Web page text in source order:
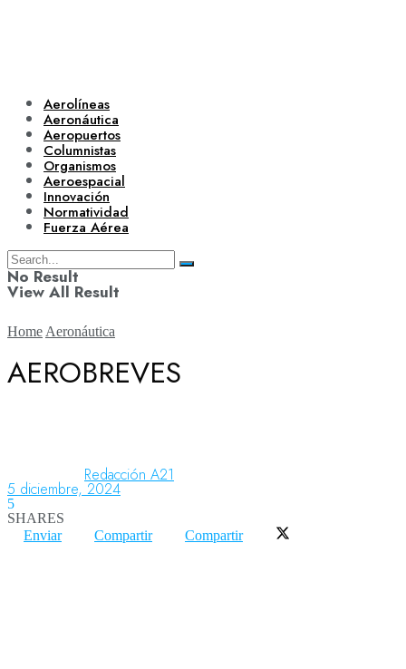
Aerolíneas
Aeronáutica
Aeropuertos
Columnistas
Organismos
Aeroespacial
Innovación
Normatividad
Fuerza Aérea
No Result
View All Result
Aeronáutica
Aeropuertos
Home Aeronáutica
AEROBREVES
Redacción A21
5 diciembre, 2024
5
SHARES
Enviar
Compartir Compartir